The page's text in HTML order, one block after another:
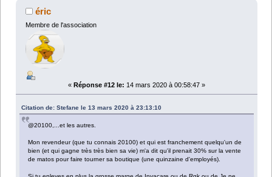
éric
Membre de l'association
« Réponse #12 le: 14 mars 2020 à 00:58:47 »
Citation de: Stefane le 13 mars 2020 à 23:13:10
@20100,...et les autres.
Mon revendeur (que tu connais 20100) et qui est franchement quelqu'un de
bien (et qui gagne très très bien sa vie) m'a dit qu'il prenait 30% sur la vente
de matos pour faire tourner sa boutique (une quinzaine d'employés).